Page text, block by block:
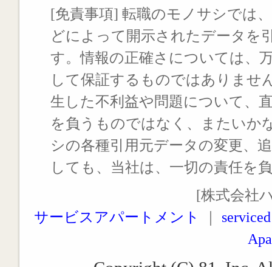
[免責事項] 転職のモノサシでは
どによって開示されたデータを
す。情報の正確さについては、
して保証するものではありませ
生した不利益や問題について、
を負うものではなく、またいか
シの各種引用元データの変更、
しても、当社は、一切の責任を
[株式会社
サービスアパートメント